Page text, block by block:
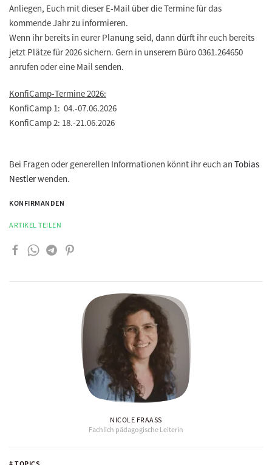
Anliegen, Euch mit dieser E-Mail über die Termine für das
kommende Jahr zu informieren.
Wenn ihr bereits in eurer Planung seid, dann dürft ihr euch bereits
jetzt Plätze für 2026 sichern. Gern in unserem Büro 0361.264650
anrufen oder eine Mail senden.
KonfiCamp-Termine 2026:
KonfiCamp 1: 04.-07.06.2026
KonfiCamp 2: 18.-21.06.2026
Bei Fragen oder generellen Informationen könnt ihr euch an Tobias
Nestlerwenden.
KONFIRMANDEN
ARTIKEL TEILEN
NICOLE FRAASS
Fachlich pädagogische Leiterin